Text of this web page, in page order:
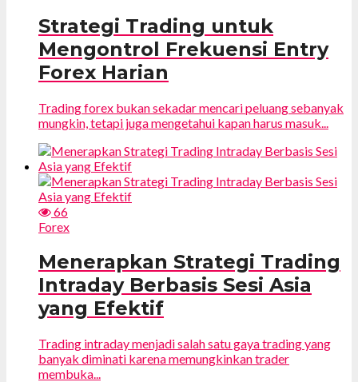
Strategi Trading untuk
Mengontrol Frekuensi Entry
Forex Harian
Trading forex bukan sekadar mencari peluang sebanyak
mungkin, tetapi juga mengetahui kapan harus masuk...
66
Forex
Menerapkan Strategi Trading
Intraday Berbasis Sesi Asia
yang Efektif
Trading intraday menjadi salah satu gaya trading yang
banyak diminati karena memungkinkan trader
membuka...